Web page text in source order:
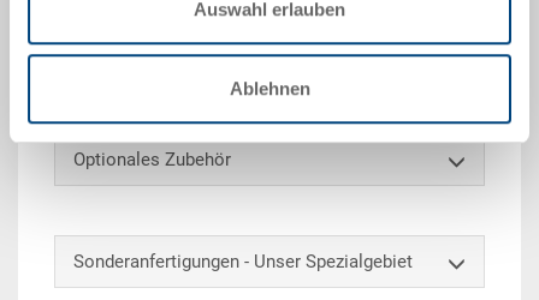
Auswahl erlauben
Ablehnen
Schaumstoffen langlebiger und bieten einen
Optionales Zubehör
Sonderanfertigungen - Unser Spezialgebiet